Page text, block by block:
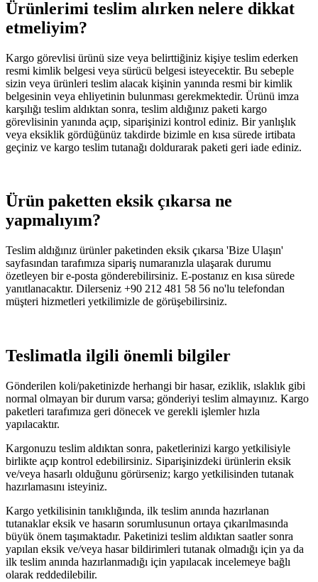
Ürünlerimi teslim alırken nelere dikkat
etmeliyim?
Kargo görevlisi ürünü size veya belirttiğiniz kişiye teslim ederken
resmi kimlik belgesi veya sürücü belgesi isteyecektir. Bu sebeple
sizin veya ürünleri teslim alacak kişinin yanında resmi bir kimlik
belgesinin veya ehliyetinin bulunması gerekmektedir. Ürünü imza
karşılığı teslim aldıktan sonra, teslim aldığınız paketi kargo
görevlisinin yanında açıp, siparişinizi kontrol ediniz. Bir yanlışlık
veya eksiklik gördüğünüz takdirde bizimle en kısa sürede irtibata
geçiniz ve kargo teslim tutanağı doldurarak paketi geri iade ediniz.
Ürün paketten eksik çıkarsa ne
yapmalıyım?
Teslim aldığınız ürünler paketinden eksik çıkarsa 'Bize Ulaşın'
sayfasından tarafımıza sipariş numaranızla ulaşarak durumu
özetleyen bir e-posta gönderebilirsiniz. E-postanız en kısa sürede
yanıtlanacaktır. Dilerseniz +90 212 481 58 56 no'lu telefondan
müşteri hizmetleri yetkilimizle de görüşebilirsiniz.
Teslimatla ilgili önemli bilgiler
Gönderilen koli/paketinizde herhangi bir hasar, eziklik, ıslaklık gibi
normal olmayan bir durum varsa; gönderiyi teslim almayınız. Kargo
paketleri tarafımıza geri dönecek ve gerekli işlemler hızla
yapılacaktır.
Kargonuzu teslim aldıktan sonra, paketlerinizi kargo yetkilisiyle
birlikte açıp kontrol edebilirsiniz. Siparişinizdeki ürünlerin eksik
ve/veya hasarlı olduğunu görürseniz; kargo yetkilisinden tutanak
hazırlamasını isteyiniz.
Kargo yetkilisinin tanıklığında, ilk teslim anında hazırlanan
tutanaklar eksik ve hasarın sorumlusunun ortaya çıkarılmasında
büyük önem taşımaktadır. Paketinizi teslim aldıktan saatler sonra
yapılan eksik ve/veya hasar bildirimleri tutanak olmadığı için ya da
ilk teslim anında hazırlanmadığı için yapılacak incelemeye bağlı
olarak reddedilebilir.